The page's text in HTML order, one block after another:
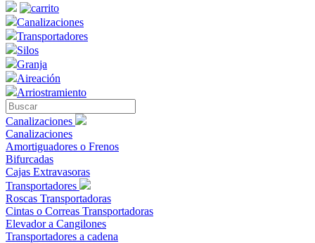
Canalizaciones
Transportadores
Silos
Granja
Aireación
Arriostramiento
Canalizaciones
Canalizaciones
Amortiguadores o Frenos
Bifurcadas
Cajas Extravasoras
Transportadores
Roscas Transportadoras
Cintas o Correas Transportadoras
Elevador a Cangilones
Transportadores a cadena